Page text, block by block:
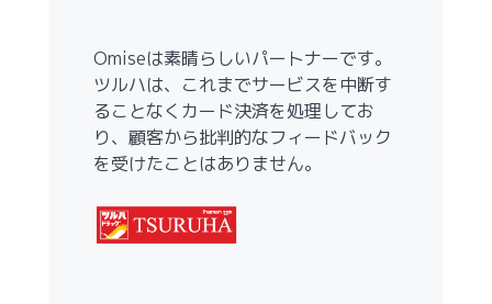
Omiseは素晴らしいパートナーです。
ツルハは、これまでサービスを中断す
ることなくカード決済を処理してお
り、顧客から批判的なフィードバック
を受けたことはありません。